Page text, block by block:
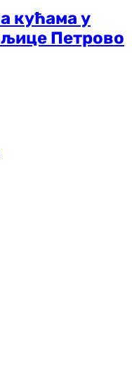
кућама у
Петрово